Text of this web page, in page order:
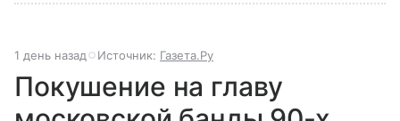
1 день назад Источник: Газета.Ру
Покушение на главу